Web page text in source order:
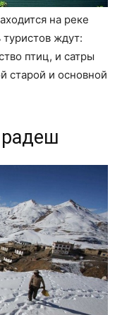
на реке
ждут:
птиц, и сатры
старой и основной